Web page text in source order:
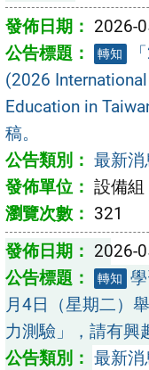
2026-
轉知
(2026
Education in
稿。
最新消
設備組
321
2026-
轉知
月4日（星期二）
力測驗」，請有興
最新消